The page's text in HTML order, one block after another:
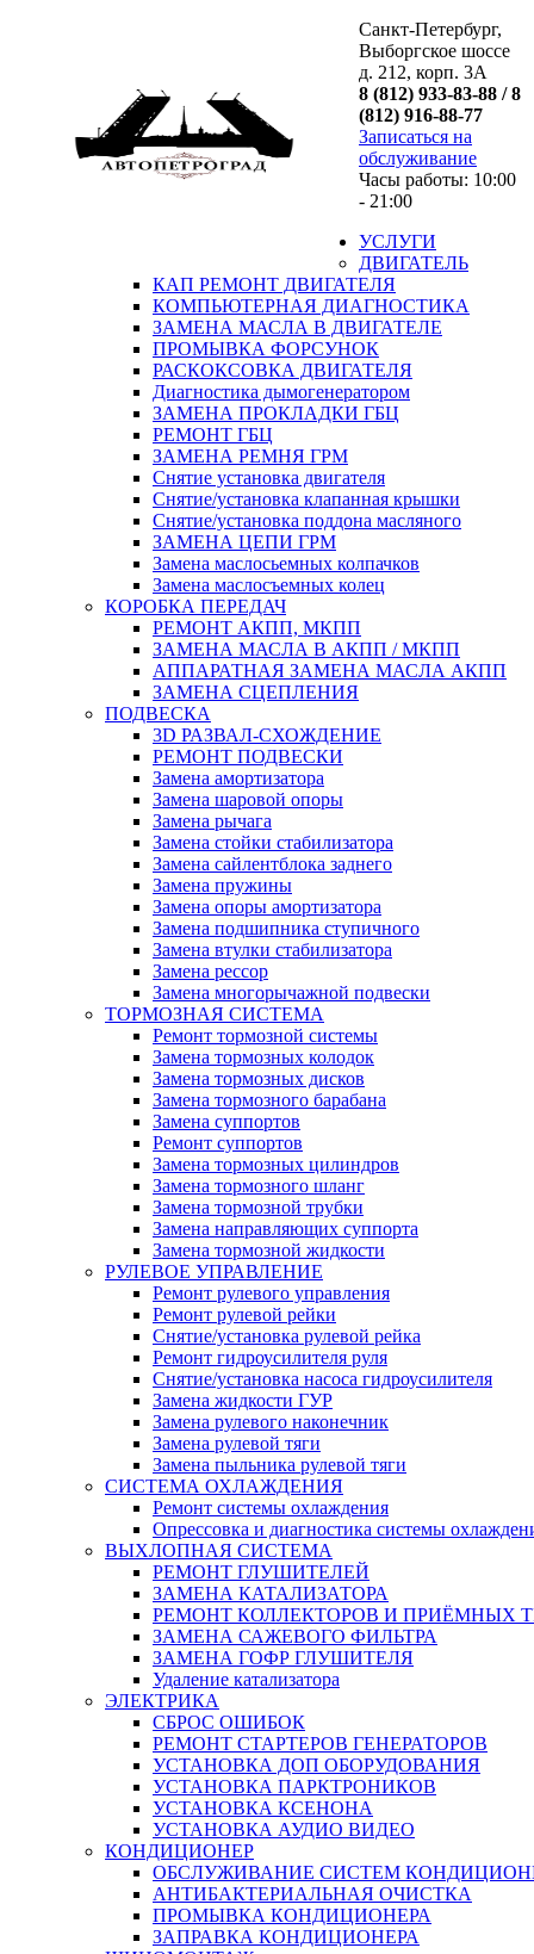
Санкт-Петербург,
Выборгское шоссе
д. 212, корп. 3А
8 (812) 933-83-88 / 8
(812) 916-88-77
Записаться на
обслуживание
Часы работы: 10:00
- 21:00
УСЛУГИ
ДВИГАТЕЛЬ
КАП РЕМОНТ ДВИГАТЕЛЯ
КОМПЬЮТЕРНАЯ ДИАГНОСТИКА
ЗАМЕНА МАСЛА В ДВИГАТЕЛЕ
ПРОМЫВКА ФОРСУНОК
РАСКОКСОВКА ДВИГАТЕЛЯ
Диагностика дымогенератором
ЗАМЕНА ПРОКЛАДКИ ГБЦ
РЕМОНТ ГБЦ
ЗАМЕНА РЕМНЯ ГРМ
Снятие установка двигателя
Cнятие/установка клапанная крышки
Cнятие/установка поддона масляного
ЗАМЕНА ЦЕПИ ГРМ
Замена маслосьемных колпачков
Замена маслосъемных колец
КОРОБКА ПЕРЕДАЧ
РЕМОНТ АКПП, МКПП
ЗАМЕНА МАСЛА В АКПП / МКПП
АППАРАТНАЯ ЗАМЕНА МАСЛА АКПП
ЗАМЕНА СЦЕПЛЕНИЯ
ПОДВЕСКА
3D РАЗВАЛ-СХОЖДЕНИЕ
РЕМОНТ ПОДВЕСКИ
Замена амортизатора
Замена шаровой опоры
Замена рычага
Замена стойки стабилизатора
Замена сайлентблока заднего
Замена пружины
Замена опоры амортизатора
Замена подшипника ступичного
Замена втулки стабилизатора
Замена рессор
Замена многорычажной подвески
ТОРМОЗНАЯ СИСТЕМА
Ремонт тормозной системы
Замена тормозных колодок
Замена тормозных дисков
Замена тормозного барабана
Замена суппортов
Ремонт суппортов
Замена тормозных цилиндров
Замена тормозного шланг
Замена тормозной трубки
Замена направляющих суппорта
Замена тормозной жидкости
РУЛЕВОЕ УПРАВЛЕНИЕ
Ремонт рулевого управления
Ремонт рулевой рейки
Снятие/установка рулевой рейка
Ремонт гидроусилителя руля
Снятие/установка насоса гидроусилителя
Замена жидкости ГУР
Замена рулевого наконечник
Замена рулевой тяги
Замена пыльника рулевой тяги
СИСТЕМА ОХЛАЖДЕНИЯ
Ремонт системы охлаждения
Опрессовка и диагностика системы
ВЫХЛОПНАЯ СИСТЕМА
РЕМОНТ ГЛУШИТЕЛЕЙ
ЗАМЕНА КАТАЛИЗАТОРА
РЕМОНТ КОЛЛЕКТОРОВ И ПРИЁМНЫХ
ЗАМЕНА САЖЕВОГО ФИЛЬТРА
ЗАМЕНА ГОФР ГЛУШИТЕЛЯ
Удаление катализатора
ЭЛЕКТРИКА
СБРОС ОШИБОК
РЕМОНТ СТАРТЕРОВ ГЕНЕРАТОРОВ
УСТАНОВКА ДОП ОБОРУДОВАНИЯ
УСТАНОВКА ПАРКТРОНИКОВ
УСТАНОВКА КСЕНОНА
УСТАНОВКА АУДИО ВИДЕО
КОНДИЦИОНЕР
ОБСЛУЖИВАНИЕ СИСТЕМ
АНТИБАКТЕРИАЛЬНАЯ ОЧИСТКА
ПРОМЫВКА КОНДИЦИОНЕРА
ЗАПРАВКА КОНДИЦИОНЕРА